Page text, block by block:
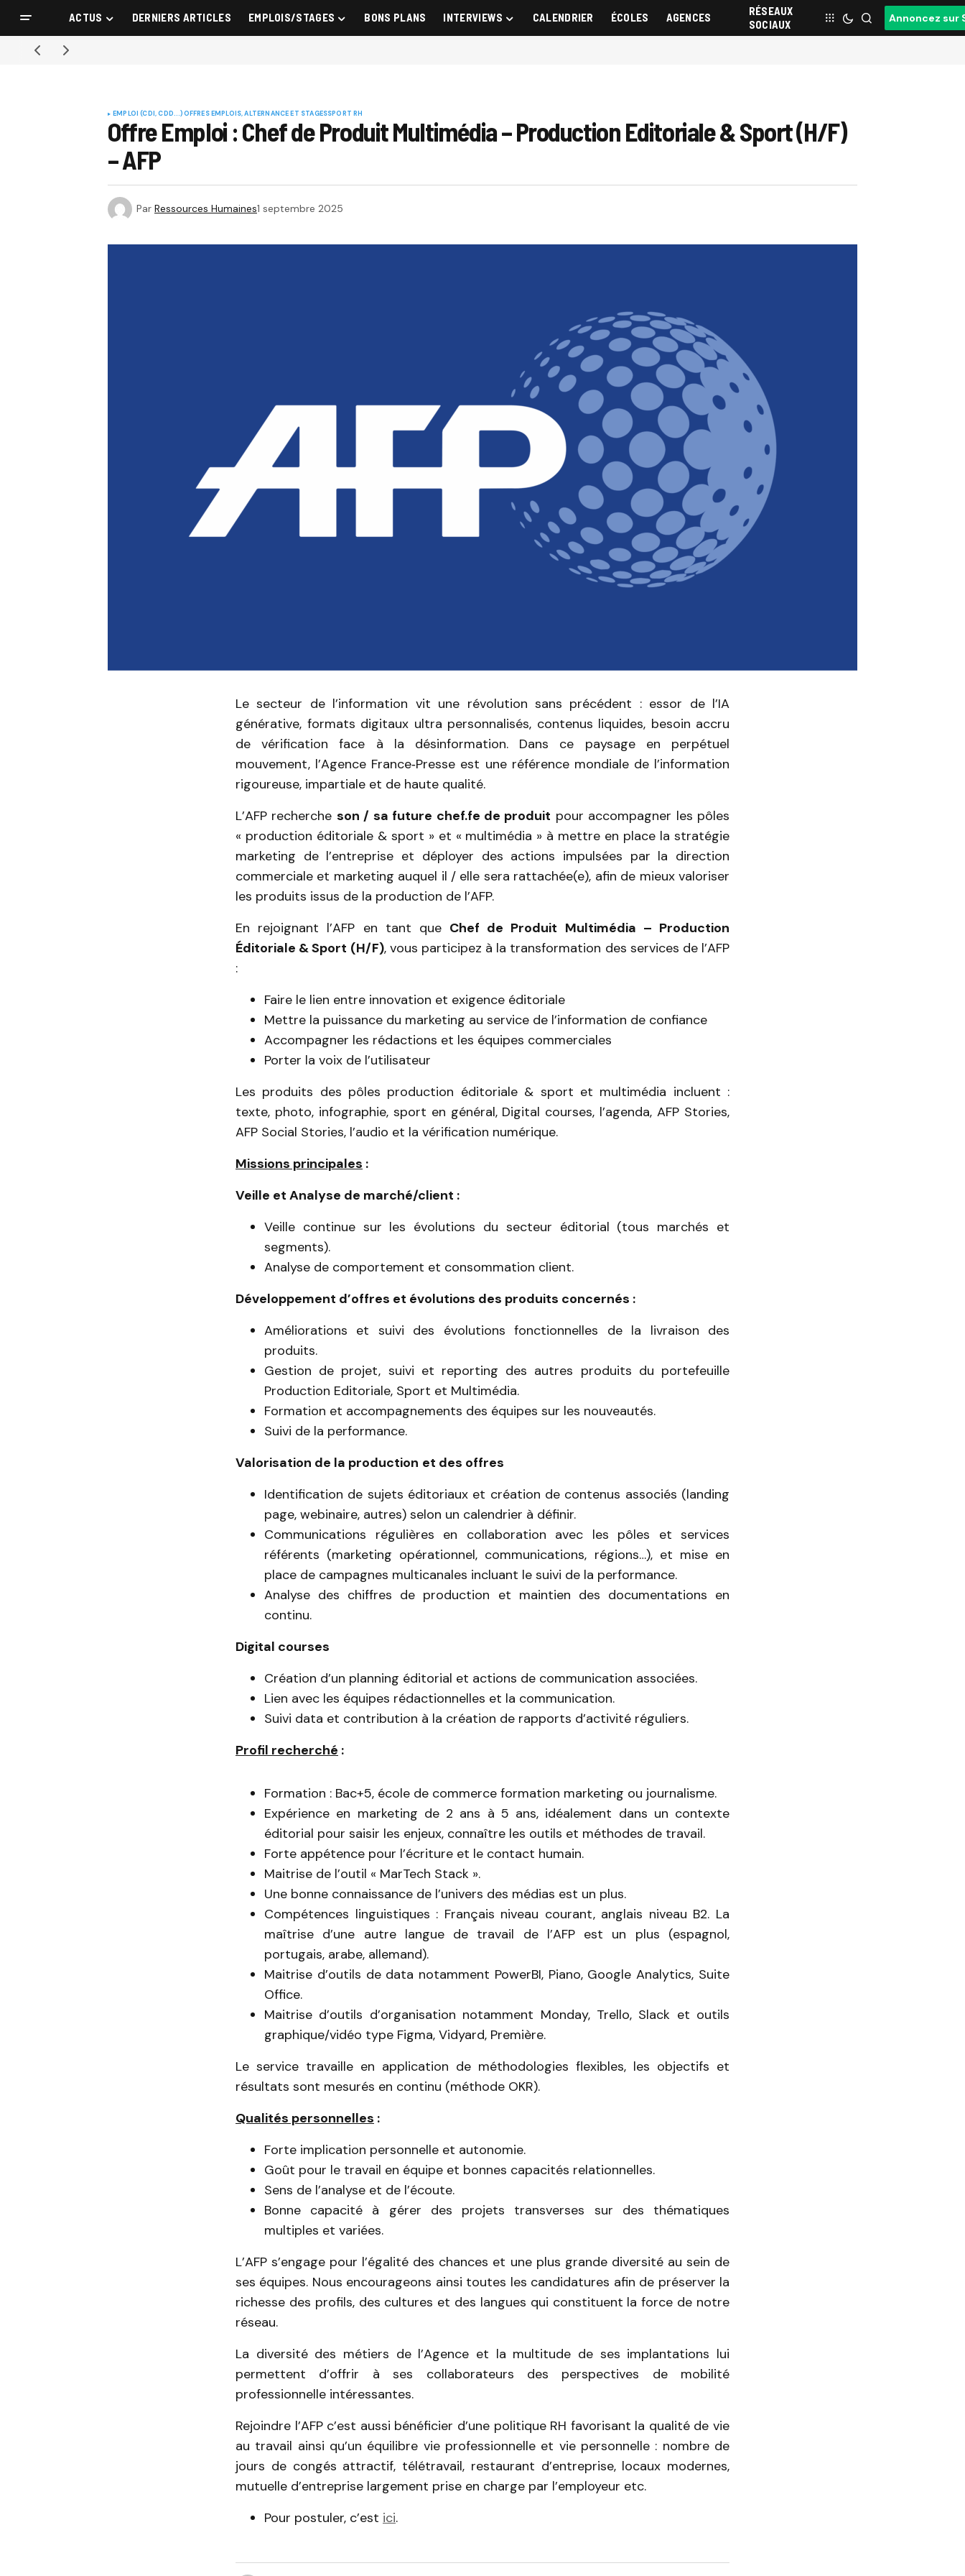
ACTUS DERNIERS ARTICLES EMPLOIS/STAGES BONS PLANS INTERVIEWS CALENDRIER ÉCOLES AGENCES
RÉSEAUX
SOCIAUX
Annoncez sur
EMPLOI (CDI, CDD...)OFFRES EMPLOIS, ALTERNANCE ET STAGESSPORT RH
Offre Emploi : Chef de Produit Multimédia – Production Editoriale & Sport (H/F)
– AFP
Par Ressources Humaines1 septembre 2025
Le secteur de l’information vit une révolution sans précédent : essor de l’IA
générative, formats digitaux ultra personnalisés, contenus liquides, besoin accru
de vérification face à la désinformation. Dans ce paysage en perpétuel
mouvement, l’Agence France‑Presse est une référence mondiale de l’information
rigoureuse, impartiale et de haute qualité.
L’AFP recherche son / sa future chef.fe de produit pour accompagner les pôles
« production éditoriale & sport » et « multimédia » à mettre en place la stratégie
marketing de l’entreprise et déployer des actions impulsées par la direction
commerciale et marketing auquel il / elle sera rattachée(e), afin de mieux valoriser
les produits issus de la production de l’AFP.
En rejoignant l’AFP en tant que Chef de Produit Multimédia – Production
Éditoriale & Sport (H/F), vous participez à la transformation des services de l’AFP
:
Faire le lien entre innovation et exigence éditoriale
Mettre la puissance du marketing au service de l’information de confiance
Accompagner les rédactions et les équipes commerciales
Porter la voix de l’utilisateur
Les produits des pôles production éditoriale & sport et multimédia incluent :
texte, photo, infographie, sport en général, Digital courses, l’agenda, AFP Stories,
AFP Social Stories, l’audio et la vérification numérique.
Missions principales :
Veille et Analyse de marché/client :
Veille continue sur les évolutions du secteur éditorial (tous marchés et
segments).
Analyse de comportement et consommation client.
Développement d’offres et évolutions des produits concernés :
Améliorations et suivi des évolutions fonctionnelles de la livraison des
produits.
Gestion de projet, suivi et reporting des autres produits du portefeuille
Production Editoriale, Sport et Multimédia.
Formation et accompagnements des équipes sur les nouveautés.
Suivi de la performance.
Valorisation de la production et des offres
Identification de sujets éditoriaux et création de contenus associés (landing
page, webinaire, autres) selon un calendrier à définir.
Communications régulières en collaboration avec les pôles et services
référents (marketing opérationnel, communications, régions…), et mise en
place de campagnes multicanales incluant le suivi de la performance.
Analyse des chiffres de production et maintien des documentations en
continu.
Digital courses
Création d’un planning éditorial et actions de communication associées.
Lien avec les équipes rédactionnelles et la communication.
Suivi data et contribution à la création de rapports d’activité réguliers.
Profil recherché :
Formation : Bac+5, école de commerce formation marketing ou journalisme.
Expérience en marketing de 2 ans à 5 ans, idéalement dans un contexte
éditorial pour saisir les enjeux, connaître les outils et méthodes de travail.
Forte appétence pour l’écriture et le contact humain.
Maitrise de l’outil « MarTech Stack ».
Une bonne connaissance de l’univers des médias est un plus.
Compétences linguistiques : Français niveau courant, anglais niveau B2. La
maîtrise d’une autre langue de travail de l’AFP est un plus (espagnol,
portugais, arabe, allemand).
Maitrise d’outils de data notamment PowerBI, Piano, Google Analytics, Suite
Office.
Maitrise d’outils d’organisation notamment Monday, Trello, Slack et outils
graphique/vidéo type Figma, Vidyard, Première.
Le service travaille en application de méthodologies flexibles, les objectifs et
résultats sont mesurés en continu (méthode OKR).
Qualités personnelles :
Forte implication personnelle et autonomie.
Goût pour le travail en équipe et bonnes capacités relationnelles.
Sens de l’analyse et de l’écoute.
Bonne capacité à gérer des projets transverses sur des thématiques
multiples et variées.
L’AFP s’engage pour l’égalité des chances et une plus grande diversité au sein de
ses équipes. Nous encourageons ainsi toutes les candidatures afin de préserver la
richesse des profils, des cultures et des langues qui constituent la force de notre
réseau.
La diversité des métiers de l’Agence et la multitude de ses implantations lui
permettent d’offrir à ses collaborateurs des perspectives de mobilité
professionnelle intéressantes.
Rejoindre l’AFP c’est aussi bénéficier d’une politique RH favorisant la qualité de vie
au travail ainsi qu’un équilibre vie professionnelle et vie personnelle : nombre de
jours de congés attractif, télétravail, restaurant d’entreprise, locaux modernes,
mutuelle d’entreprise largement prise en charge par l’employeur etc.
Pour postuler, c’est ici.